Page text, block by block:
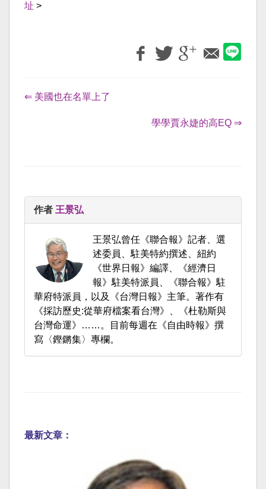
址 >
⇐ 美國也在名單上了
學學賈永婕的高EQ ⇒
作者 王景弘
王景弘曾任《聯合報》記者、選
述委員、駐美特約撰述、紐約
《世界日報》編譯、《經濟日
報》駐美特派員、《聯合報》駐
華府特派員，以及《台灣日報》主筆。著作有
《採訪歷史:從華府檔案看台灣》、《杜勒斯與
台灣命運》……。目前每週在《自由時報》撰
寫〈鏗鏘集〉專欄。
最新文章：